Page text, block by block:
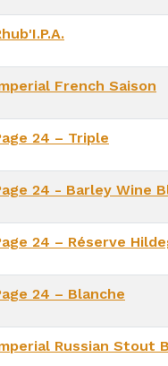
French Saison
24 – Triple
24 - Barley Wine
24 – Réserve
24 – Blanche
Russian Stout